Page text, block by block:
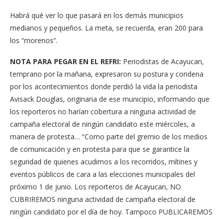
Habrá qué ver lo que pasará en los demás municipios
medianos y pequeños. La meta, se recuerda, eran 200 para
los “morenos”.
NOTA PARA PEGAR EN EL REFRI: Periodistas de Acayucan,
temprano por la mañana, expresaron su postura y condena
por los acontecimientos donde perdió la vida la periodista
Avisack Douglas, originaria de ese municipio, informando que
los reporteros no harían cobertura a ninguna actividad de
campaña electoral de ningún candidato este miércoles, a
manera de protesta… “Como parte del gremio de los medios
de comunicación y en protesta para que se garantice la
seguridad de quienes acudimos a los recorridos, mítines y
eventos públicos de cara a las elecciones municipales del
próximo 1 de junio. Los reporteros de Acayucan, NO
CUBRIREMOS ninguna actividad de campaña electoral de
ningún candidato por el día de hoy. Tampoco PUBLICAREMOS